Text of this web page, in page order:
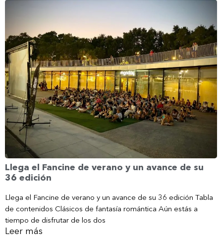
Llega el Fancine de verano y un avance de su
36 edición
Llega el Fancine de verano y un avance de su 36 edición Tabla
de contenidos Clásicos de fantasía romántica Aún estás a
tiempo de disfrutar de los dos
Leer más